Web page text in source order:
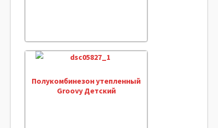
Полукомбинезон утепленный
Groovy Детский